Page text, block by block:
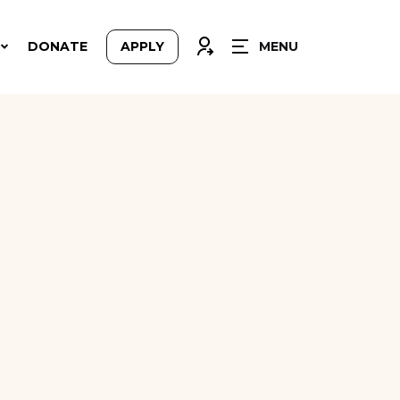
CLOSE
DONATE APPLY CONNEXIONMENU